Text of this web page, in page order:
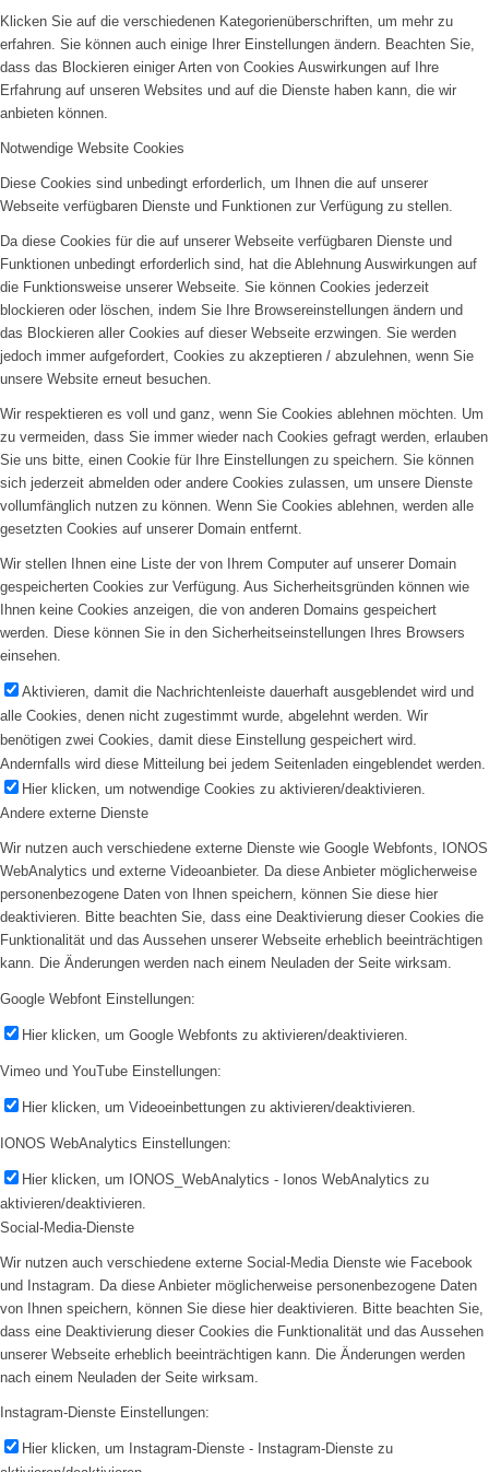
Klicken Sie auf die verschiedenen Kategorienüberschriften, um mehr zu
erfahren. Sie können auch einige Ihrer Einstellungen ändern. Beachten Sie,
dass das Blockieren einiger Arten von Cookies Auswirkungen auf Ihre
Erfahrung auf unseren Websites und auf die Dienste haben kann, die wir
anbieten können.
Notwendige Website Cookies
Diese Cookies sind unbedingt erforderlich, um Ihnen die auf unserer
Webseite verfügbaren Dienste und Funktionen zur Verfügung zu stellen.
Da diese Cookies für die auf unserer Webseite verfügbaren Dienste und
Funktionen unbedingt erforderlich sind, hat die Ablehnung Auswirkungen auf
die Funktionsweise unserer Webseite. Sie können Cookies jederzeit
blockieren oder löschen, indem Sie Ihre Browsereinstellungen ändern und
das Blockieren aller Cookies auf dieser Webseite erzwingen. Sie werden
jedoch immer aufgefordert, Cookies zu akzeptieren / abzulehnen, wenn Sie
unsere Website erneut besuchen.
Wir respektieren es voll und ganz, wenn Sie Cookies ablehnen möchten. Um
zu vermeiden, dass Sie immer wieder nach Cookies gefragt werden, erlauben
Sie uns bitte, einen Cookie für Ihre Einstellungen zu speichern. Sie können
sich jederzeit abmelden oder andere Cookies zulassen, um unsere Dienste
vollumfänglich nutzen zu können. Wenn Sie Cookies ablehnen, werden alle
gesetzten Cookies auf unserer Domain entfernt.
Wir stellen Ihnen eine Liste der von Ihrem Computer auf unserer Domain
gespeicherten Cookies zur Verfügung. Aus Sicherheitsgründen können wie
Ihnen keine Cookies anzeigen, die von anderen Domains gespeichert
werden. Diese können Sie in den Sicherheitseinstellungen Ihres Browsers
einsehen.
Aktivieren, damit die Nachrichtenleiste dauerhaft ausgeblendet wird und
alle Cookies, denen nicht zugestimmt wurde, abgelehnt werden. Wir
benötigen zwei Cookies, damit diese Einstellung gespeichert wird.
Andernfalls wird diese Mitteilung bei jedem Seitenladen eingeblendet werden.
Hier klicken, um notwendige Cookies zu aktivieren/deaktivieren.
Andere externe Dienste
Wir nutzen auch verschiedene externe Dienste wie Google Webfonts, IONOS
WebAnalytics und externe Videoanbieter. Da diese Anbieter möglicherweise
personenbezogene Daten von Ihnen speichern, können Sie diese hier
deaktivieren. Bitte beachten Sie, dass eine Deaktivierung dieser Cookies die
Funktionalität und das Aussehen unserer Webseite erheblich beeinträchtigen
kann. Die Änderungen werden nach einem Neuladen der Seite wirksam.
Google Webfont Einstellungen:
Hier klicken, um Google Webfonts zu aktivieren/deaktivieren.
Vimeo und YouTube Einstellungen:
Hier klicken, um Videoeinbettungen zu aktivieren/deaktivieren.
IONOS WebAnalytics Einstellungen:
Hier klicken, um IONOS_WebAnalytics - Ionos WebAnalytics zu
aktivieren/deaktivieren.
Social-Media-Dienste
Wir nutzen auch verschiedene externe Social-Media Dienste wie Facebook
und Instagram. Da diese Anbieter möglicherweise personenbezogene Daten
von Ihnen speichern, können Sie diese hier deaktivieren. Bitte beachten Sie,
dass eine Deaktivierung dieser Cookies die Funktionalität und das Aussehen
unserer Webseite erheblich beeinträchtigen kann. Die Änderungen werden
nach einem Neuladen der Seite wirksam.
Instagram-Dienste Einstellungen:
Hier klicken, um Instagram-Dienste - Instagram-Dienste zu